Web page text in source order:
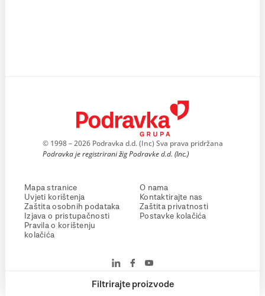
Filtrirajte proizvode
© 1998 – 2026 Podravka d.d. (Inc) Sva prava pridržana
Podravka je registrirani žig Podravke d.d. (Inc.)
Mapa stranice
Uvjeti korištenja
Zaštita osobnih podataka
Izjava o pristupačnosti
Pravila o korištenju
kolačića
O nama
Kontaktirajte nas
Zaštita privatnosti
Postavke kolačića